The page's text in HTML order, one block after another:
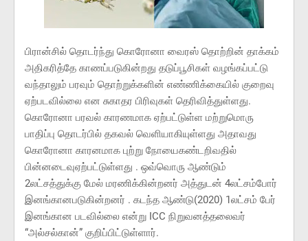
பிரான்சில் தொடர்ந்து கொரோனா வைரஸ் தொற்றின் தாக்கம்
அதிகரித்தே காணப்படுகின்றது தடுப்பூசிகள் வழங்கப்பட்டு
வந்தாலும் பரவும் தொற்றுக்களின் எண்ணிக்கையில் குறைவு
ஏற்படவில்லை என சுகாதர பிரிவுகள் தெரிவித்துள்ளது.
கொரோனா பரவல் காரணமாக ஏற்பட்டுள்ள மற்றுமொரு
பாதிப்பு தொடர்பில் தகவல் வெளியாகியுள்ளது அதாவது
கொரோனா காரனமாக புற்று நோயைகண்டறிவதில்
பின்னடைவுஏற்பட்டுள்ளது . ஒவ்வொரு ஆண்டும்
2லட்சத்துக்கு மேல் மரணிக்கின்றனர் அத்துடன் 4லட்சம்போர்
இனங்கானபடுகின்றனர் . கடந்த ஆண்டு(2020) 1லட்சம் பேர்
இனங்கான படவில்லை என்று ICC நிறுவனத்தலைவர்
“அல்சல்கான்” குறிப்பிட்டுள்ளார்.